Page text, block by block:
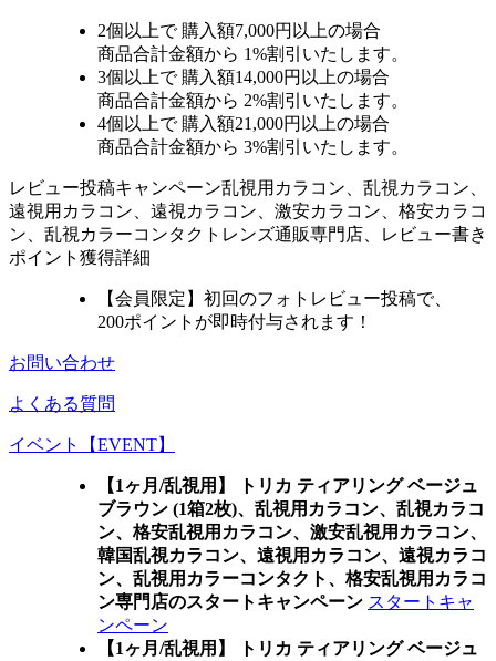
2個 以上で 購入額7,000円以上の場合
商品合計金額から 1%割引いたします。
3個 以上で 購入額14,000円以上の場合
商品合計金額から 2%割引いたします。
4個 以上で 購入額21,000円以上の場合
商品合計金額から 3%割引いたします。
レビュー投稿キャンペーン乱視用カラコン、乱視カラコン、
遠視用カラコン、遠視カラコン、激安カラコン、格安カラコ
ン、乱視カラーコンタクトレンズ通販専門店、レビュー書き
ポイント獲得詳細
【会員限定】初回のフォトレビュー投稿で、
200ポイント が即時付与されます！
お問い合わせ
よくある質問
イベント【EVENT】
【1ヶ月/乱視用】 トリカ ティアリング ベージュ
ブラウン (1箱2枚)、乱視用カラコン、乱視カラコ
ン、格安乱視用カラコン、激安乱視用カラコン、
韓国乱視カラコン、遠視用カラコン、遠視カラコ
ン、乱視用カラーコンタクト、格安乱視用カラコ
ン専門店のスタートキャンペーン スタートキャ
ンペーン
【1ヶ月/乱視用】 トリカ ティアリング ベージュ